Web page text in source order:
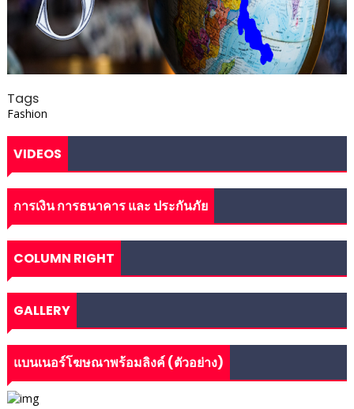
Tags
Fashion
VIDEOS
การเงิน การธนาคาร และ ประกันภัย
COLUMN RIGHT
GALLERY
แบนเนอร์โฆษณาพร้อมลิงค์ (ตัวอย่าง)